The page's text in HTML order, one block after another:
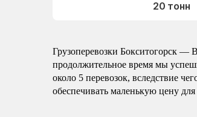
20 тонн
Грузоперевозки Бокситогорск —
продолжительное время мы
около 5 перевозок, вследствие
обеспечивать маленькую цену